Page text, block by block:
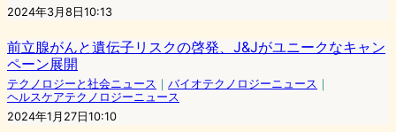
2024年3月8日10:13
前立腺がんと遺伝子リスクの啓発、J&Jがユニークなキャン
ペーン展開
テクノロジーと社会ニュース ｜ バイオテクノロジーニュース ｜
ヘルスケアテクノロジーニュース
2024年1月27日10:10